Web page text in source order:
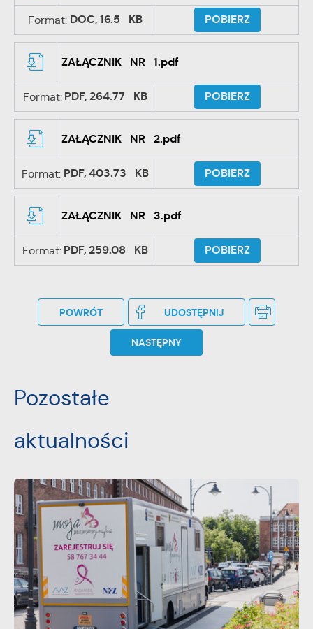
Format: DOC, 16.5 KB POBIERZ
ZAŁĄCZNIK NR 1.pdf
Format: PDF, 264.77 KB POBIERZ
ZAŁĄCZNIK NR 2.pdf
Format: PDF, 403.73 KB POBIERZ
ZAŁĄCZNIK NR 3.pdf
Format: PDF, 259.08 KB POBIERZ
POWRÓT UDOSTĘPNIJ
NASTĘPNY
Pozostałe
aktualności